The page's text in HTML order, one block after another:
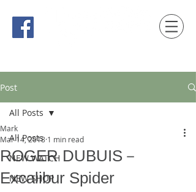
Post
All Posts
NEW WATCH
NEW SHOP
All Posts
ROGER DUBUIS－
Excalibur Spider
Mark
Mar 14, 2018 1 min read